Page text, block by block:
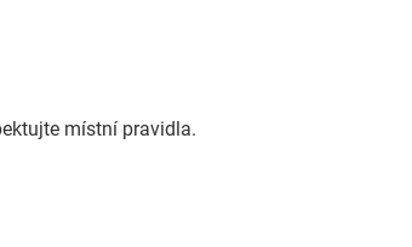
místní pravidla.